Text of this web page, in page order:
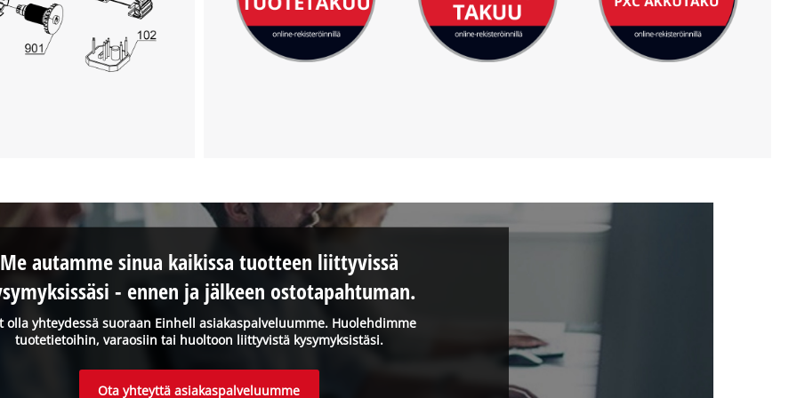
olla yhteydessä suoraan Einhell asiakaspalveluumme. Huolehdimme
tuotetietoihin, varaosiin tai huoltoon liittyvistä kysymyksistäsi.
Me autamme sinua kaikissa tuotteen liittyvissä
- ennen ja jälkeen ostotapahtuman.
Ota yhteyttä asiakaspalveluumme